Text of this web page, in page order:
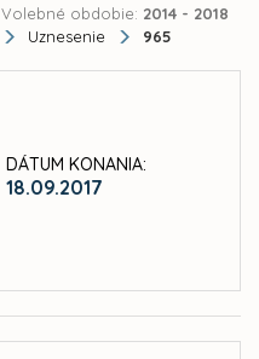
Volebné obdobie: 2014 - 2018
Uznesenie 965
DÁTUM KONANIA:
18.09.2017